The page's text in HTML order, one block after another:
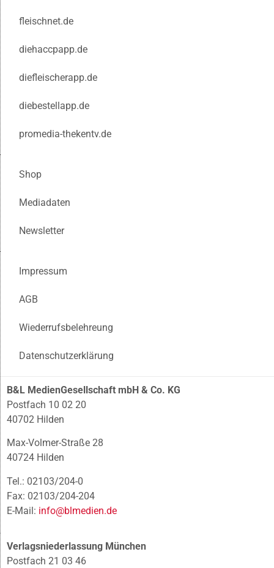
fleischnet.de
diehaccpapp.de
diefleischerapp.de
diebestellapp.de
promedia-thekentv.de
Shop
Mediadaten
Newsletter
Impressum
AGB
Wiederrufsbelehreung
Datenschutzerklärung
B&L MedienGesellschaft mbH & Co. KG
Postfach 10 02 20
40702 Hilden
Max-Volmer-Straße 28
40724 Hilden
Tel.: 02103/204-0
Fax: 02103/204-204
E-Mail: info@blmedien.de
Verlagsniederlassung München
Postfach 21 03 46